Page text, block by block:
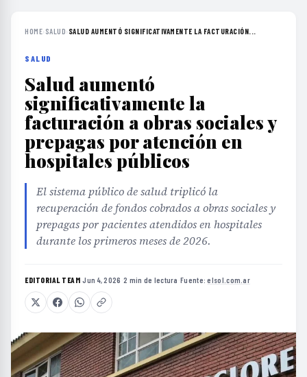
HOME› SALUD› SALUD AUMENTÓ SIGNIFICATIVAMENTE LA FACTURACIÓN...
SALUD
Salud aumentó
significativamente la
facturación a obras sociales y
prepagas por atención en
hospitales públicos
El sistema público de salud triplicó la
recuperación de fondos cobrados a obras sociales y
prepagas por pacientes atendidos en hospitales
durante los primeros meses de 2026.
EDITORIAL TEAM·Jun 4, 2026 ·2 min de lectura ·Fuente:elsol.com.ar